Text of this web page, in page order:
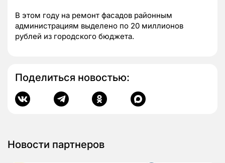
В этом году на ремонт фасадов районным
администрациям выделено по 20 миллионов
рублей из городского бюджета.
Поделиться новостью:
Новости партнеров